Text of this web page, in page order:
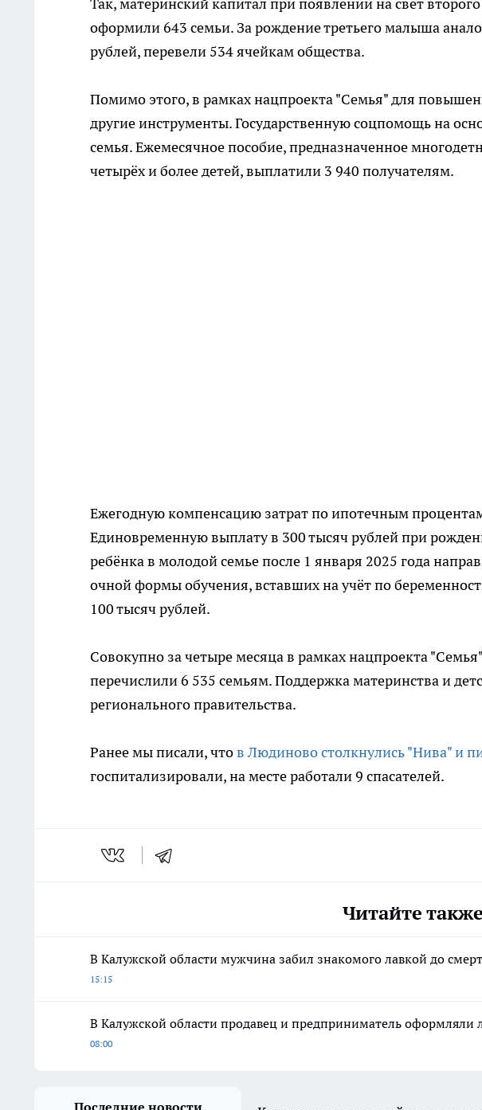
Так, материнский капитал при появлении на свет
оформили 643 семьи. За рождение третьего малыша
рублей, перевели 534 ячейкам общества.
Помимо этого, в рамках нацпроекта "Семья" для
другие инструменты. Государственную соцпомощь на
семья. Ежемесячное пособие, предназначенное
четырёх и более детей, выплатили 3 940 получателям.
Ежегодную компенсацию затрат по ипотечным
Единовременную выплату в 300 тысяч рублей при
ребёнка в молодой семье после 1 января 2025 года
очной формы обучения, вставших на учёт по
100 тысяч рублей.
Совокупно за четыре месяца в рамках нацпроекта
перечислили 6 535 семьям. Поддержка материнства и
регионального правительства.
Ранее мы писали, чтов Людиново столкнулись "Нива" и
госпитализировали, на месте работали 9 спасателей.
Читайте
В Калужской области мужчина забил знакомого лавкой до
15:15
В Калужской области продавец и предприниматель
08:00